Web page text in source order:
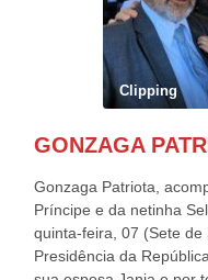
Clipping
Gonzaga Patriota,
Príncipe e da netinha
quinta-feira, 07 (Sete
Presidência da